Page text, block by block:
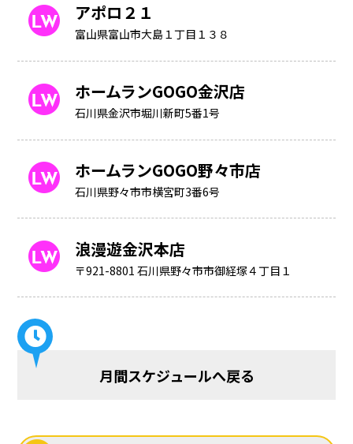
HOME
アポロ２１
富山県富山市大島１丁目１３８
ホームランGOGO金沢店
石川県金沢市堀川新町5番1号
ホームランGOGO野々市店
石川県野々市市横宮町3番6号
浪漫遊金沢本店
〒921-8801 石川県野々市市御経塚４丁目１
月間スケジュールへ戻る